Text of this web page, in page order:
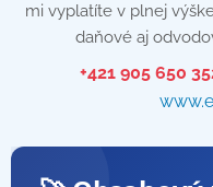
mi vyplatíte v plnej
daňové aj
+421 905 650